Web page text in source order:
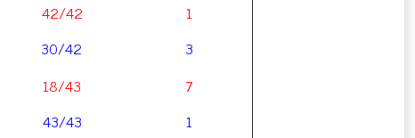
42/42
30/42
1
3
18/43
43/43
7
1